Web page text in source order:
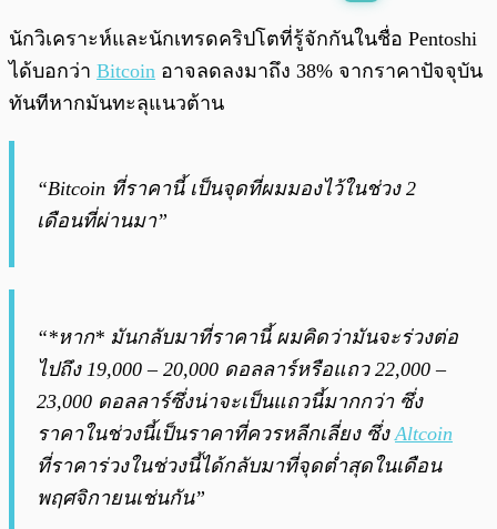
พร้อมเล่น 0:00
นักวิเคราะห์และนักเทรดคริปโตที่รู้จักกันในชื่อ Pentoshi
ได้บอกว่า Bitcoin อาจลดลงมาถึง 38% จากราคาปัจจุบัน
ทันทีหากมันทะลุแนวต้าน
“Bitcoin ที่ราคานี้ เป็นจุดที่ผมมองไว้ในช่วง 2
เดือนที่ผ่านมา”
“*หาก* มันกลับมาที่ราคานี้ ผมคิดว่ามันจะร่วงต่อ
ไปถึง 19,000 – 20,000 ดอลลาร์หรือแถว 22,000 –
23,000 ดอลลาร์ซึ่งน่าจะเป็นแถวนี้มากกว่า ซึ่ง
ราคาในช่วงนี้เป็นราคาที่ควรหลีกเลี่ยง ซึ่งAltcoin
ที่ราคาร่วงในช่วงนี้ได้กลับมาที่จุดต่ำสุดในเดือน
พฤศจิกายนเช่นกัน”